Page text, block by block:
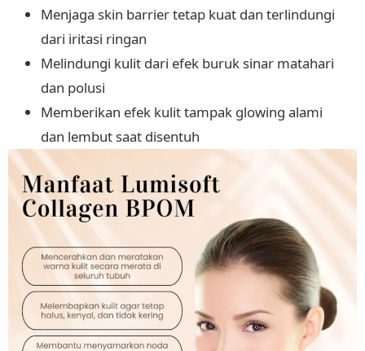
Menjaga skin barrier tetap kuat dan terlindungi
dari iritasi ringan
Melindungi kulit dari efek buruk sinar matahari
dan polusi
Memberikan efek kulit tampak glowing alami
dan lembut saat disentuh